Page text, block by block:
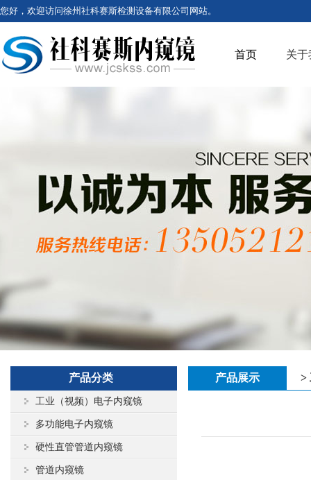
您好，欢迎访问徐州社科赛斯检测设备有限公司网站。
首页 关于
产品分类
工业（视频）电子内窥镜
多功能电子内窥镜
硬性直管管道内窥镜
管道内窥镜
产品展示 >